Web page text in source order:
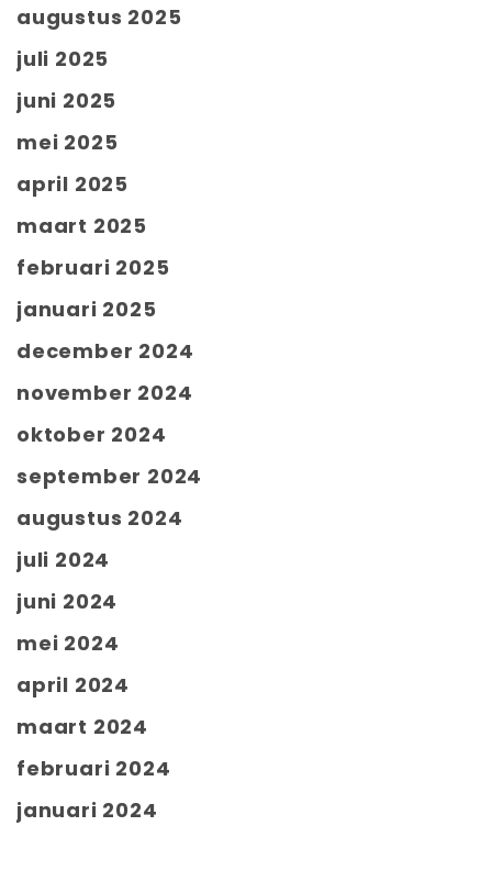
augustus 2025
juli 2025
juni 2025
mei 2025
april 2025
maart 2025
februari 2025
januari 2025
december 2024
november 2024
oktober 2024
september 2024
augustus 2024
juli 2024
juni 2024
mei 2024
april 2024
maart 2024
februari 2024
januari 2024